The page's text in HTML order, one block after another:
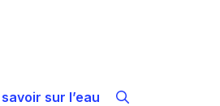
sur l’eau